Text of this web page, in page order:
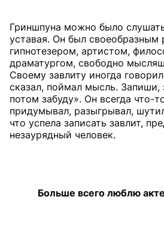
Гриншпуна можно было
уставая. Он был своеобразным
гипнотезером, артистом,
драматургом, свободно
Своему завлиту иногда
сказал, поймал мысль. Запиши,
потом забуду». Он всегда что-
придумывал, разыгрывал,
что успела записать завлит,
незаурядный человек.
Больше всего люблю